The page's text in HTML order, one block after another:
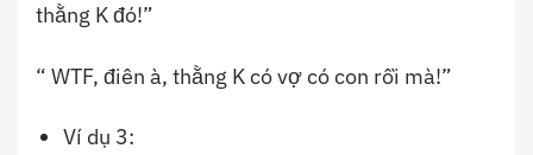
thằng K đó!”
“ WTF, điên à, thằng K có vợ có con rồi mà!”
Ví dụ 3: